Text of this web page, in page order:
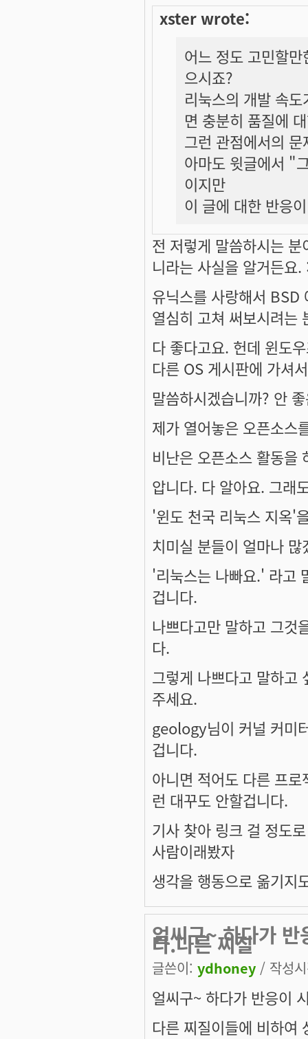
xster wrote:
어느 정도 고민할
으시죠?
리눅스의 개발 속
면 충분히 품질에
그런 관점에서의
아마도 윗글에서 "
이지만
이 글에 대한 반응
전 저렇게 말씀하시는
니라는 사실을 알거든요.
유닉스를 사랑해서
열심히 고쳐 써보시려는
다 좋다고요. 헌데 윈도
다른 OS 게시판에 가셔
말씀하시겠습니까? 안
제가 열어놓은 오픈소스
비난은 오픈소스 활동을
압니다. 다 알아요. 그래
'윈도 천국 리눅스 지옥'
치미실 분들이 얼마나 많
'리눅스는 나빠요.' 라고
겁니다.
나쁘다고만 말하고 그것
다.
그렇게 나쁘다고 말하고
주세요.
geology님이 커널 커미
겁니다.
아니면 적어도 다른 프
런 대꾸도 안할겁니다.
기사 찾아 링크 걸 정도
사람이래봤자
생각을 행동으로 옮기지
얼씨구~ 하다가
다.다른 찌질
글쓴이: ydhoney / 작성
얼씨구~ 하다가 반응이
다른 찌질이들에 비하여